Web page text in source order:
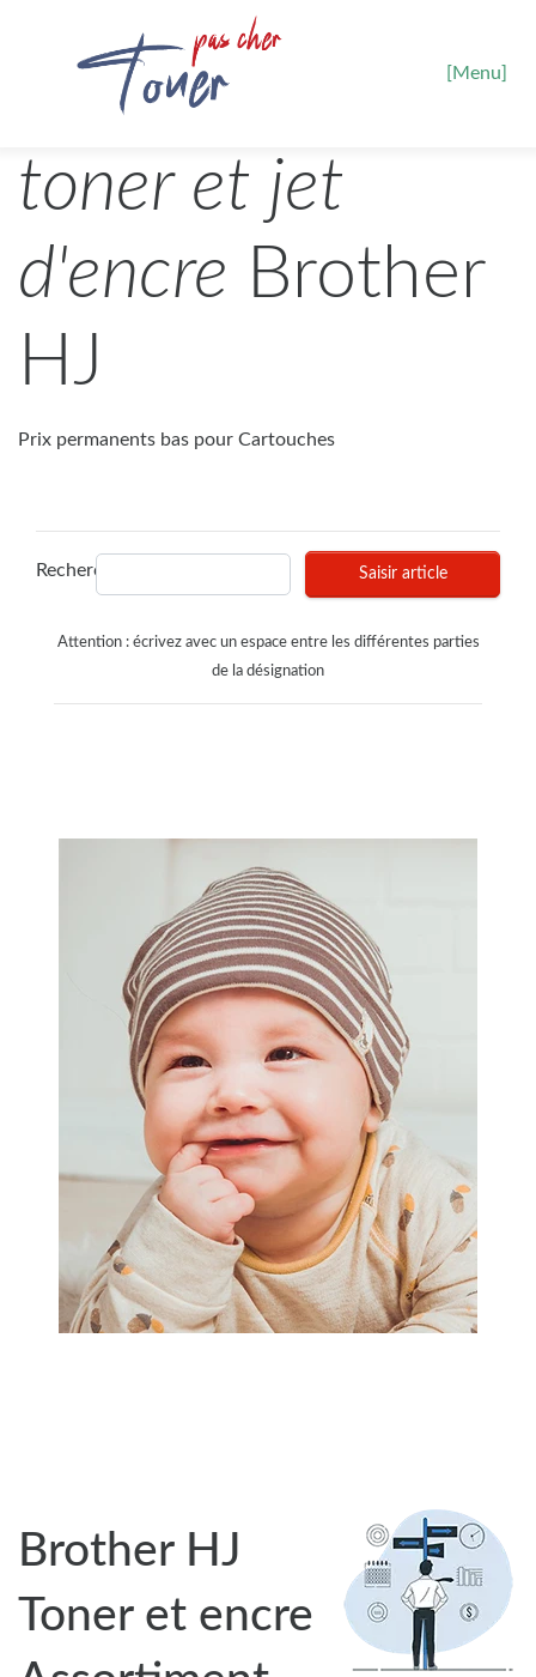
[Menu]
toner et jet
d'encre Brother
HJ
Prix permanents bas pour Cartouches
Recherches Saisir article
Attention : écrivez avec un espace entre les différentes parties
de la désignation
Brother HJ
Toner et encre